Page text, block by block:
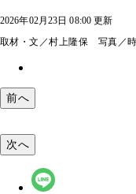
2026年02月23日 08:00 更新
取材・文／村上隆保 写真／
前へ
次へ